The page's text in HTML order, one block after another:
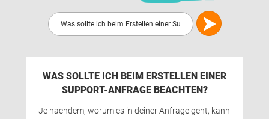
WAS SOLLTE ICH BEIM ERSTELLEN EINER
SUPPORT-ANFRAGE BEACHTEN?
Je nachdem, worum es in deiner Anfrage geht, kann